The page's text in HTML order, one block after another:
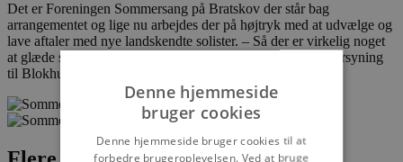
Det er Foreningen Sommersang på Bratskov der står bag
arrangementet og lige nu arbejdes der på højtryk med at udvælge og
lave aftaler med nye landskendte solister. – Så der er virkelig noget
at glæde sig til, uddyber Karsten Højen fra Brovst Musikforsyning
til Blokhus Avis.
Denne hjemmeside
bruger cookies
Denne hjemmeside bruger cookies til at
forbedre brugeroplevelsen. Ved at bruge